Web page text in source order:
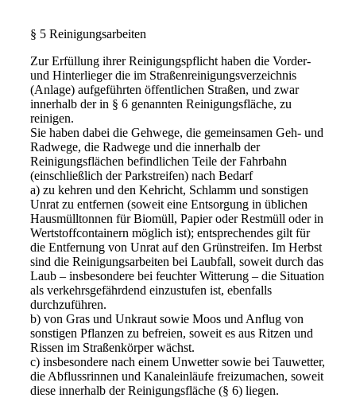
§ 5 Reinigungsarbeiten
Zur Erfüllung ihrer Reinigungspflicht haben die Vorder-
und Hinterlieger die im Straßenreinigungsverzeichnis
(Anlage) aufgeführten öffentlichen Straßen, und zwar
innerhalb der in § 6 genannten Reinigungsfläche, zu
reinigen.
Sie haben dabei die Gehwege, die gemeinsamen Geh- und
Radwege, die Radwege und die innerhalb der
Reinigungsflächen befindlichen Teile der Fahrbahn
(einschließlich der Parkstreifen) nach Bedarf
a) zu kehren und den Kehricht, Schlamm und sonstigen
Unrat zu entfernen (soweit eine Entsorgung in üblichen
Hausmülltonnen für Biomüll, Papier oder Restmüll oder in
Wertstoffcontainern möglich ist); entsprechendes gilt für
die Entfernung von Unrat auf den Grünstreifen. Im Herbst
sind die Reinigungsarbeiten bei Laubfall, soweit durch das
Laub – insbesondere bei feuchter Witterung – die Situation
als verkehrsgefährdend einzustufen ist, ebenfalls
durchzuführen.
b) von Gras und Unkraut sowie Moos und Anflug von
sonstigen Pflanzen zu befreien, soweit es aus Ritzen und
Rissen im Straßenkörper wächst.
c) insbesondere nach einem Unwetter sowie bei Tauwetter,
die Abflussrinnen und Kanaleinläufe freizumachen, soweit
diese innerhalb der Reinigungsfläche (§ 6) liegen.